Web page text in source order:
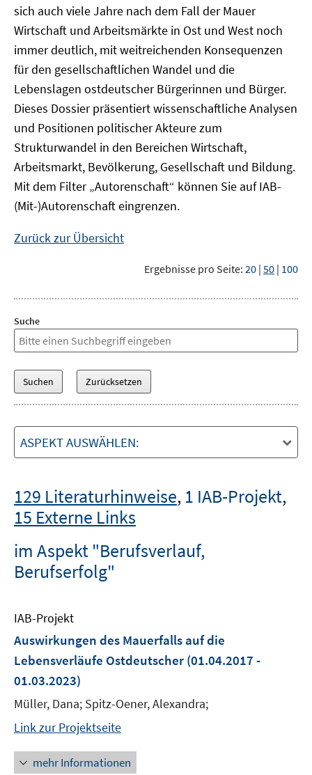
sich auch viele Jahre nach dem Fall der Mauer
Wirtschaft und Arbeitsmärkte in Ost und West noch
immer deutlich, mit weitreichenden Konsequenzen
für den gesellschaftlichen Wandel und die
Lebenslagen ostdeutscher Bürgerinnen und Bürger.
Dieses Dossier präsentiert wissenschaftliche Analysen
und Positionen politischer Akteure zum
Strukturwandel in den Bereichen Wirtschaft,
Arbeitsmarkt, Bevölkerung, Gesellschaft und Bildung.
Mit dem Filter „Autorenschaft“ können Sie auf IAB-
(Mit-)Autorenschaft eingrenzen.
Zurück zur Übersicht
Ergebnisse pro Seite: 20 | 50 | 100
Suche
ASPEKT AUSWÄHLEN:
129 Literaturhinweise, 1 IAB-Projekt,
15 Externe Links
im Aspekt "Berufsverlauf,
Berufserfolg"
IAB-Projekt
Auswirkungen des Mauerfalls auf die
Lebensverläufe Ostdeutscher (01.04.2017 -
01.03.2023)
Müller, Dana; Spitz-Oener, Alexandra;
Link zur Projektseite
mehr Informationen